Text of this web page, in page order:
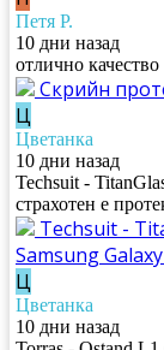
Петя Р.
10 дни назад
отлично качество
Скрийн
Ц
Цветанка
10 дни назад
Techsuit -
страхотен е
Techsuit -
Samsung
Ц
Цветанка
10 дни назад